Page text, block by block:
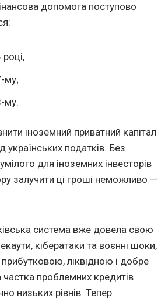
допомога поступово
му;
му.
іноземний приватний капітал
українських податків. Без
для іноземних інвесторів
залучити ці гроші неможливо —
система вже довела свою
кібератаки та воєнні шоки,
ліквідною і добре
частка проблемних кредитів
низьких рівнів. Тепер